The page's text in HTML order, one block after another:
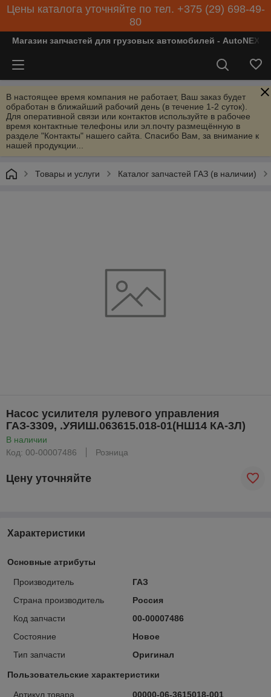
Цены каталога уточняйте по тел. +375 (29) 698-49-
80
Магазин запчастей для грузовых автомобилей - AutoNEXT
В настоящее время компания не работает, Ваш заказ будет
обработан в ближайший рабочий день (в течение 1-2 суток).
Для оперативной связи или контактов используйте в рабочее
время контактные телефоны или эл.почту размещённую в
разделе "Контакты" нашего сайта. Спасибо Вам, за внимание к
нашей продукции...
Товары и услуги Каталог запчастей ГАЗ (в наличии)
Насос усилителя рулевого управления
ГАЗ-3309, .УЯИШ.063615.018-01(НШ14 КА-3Л)
В наличии
Код: 00-00007486
Розница
Цену уточняйте
Характеристики
Основные атрибуты
Производитель
ГАЗ
Страна производитель
Россия
Код запчасти
00-00007486
Состояние
Новое
Тип запчасти
Оригинал
Пользовательские характеристики
Артикул товара
00000-06-3615018-001